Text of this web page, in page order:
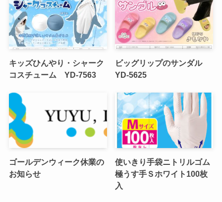
キッズひんやり・シャーク
コスチューム YD-7563
ビッグリップのサンダル
YD-5625
ゴールデンウィーク休業の
お知らせ
使いきり手袋ニトリルゴム
極うす手Ｓホワイト100枚
入